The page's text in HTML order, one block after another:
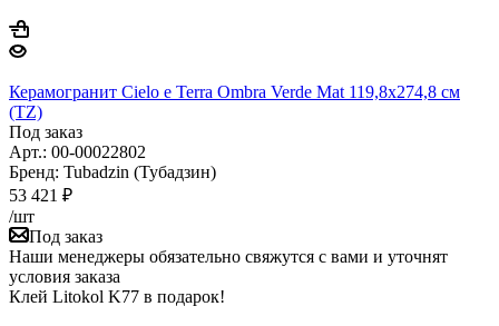
Керамогранит Cielo e Terra Ombra Verde Mat 119,8x274,8 см
(TZ)
Под заказ
Арт.: 00-00022802
Бренд: Tubadzin (Тубадзин)
53 421 ₽
/шт
Под заказ
Наши менеджеры обязательно свяжутся с вами и уточнят
условия заказа
Клей Litokol K77 в подарок!